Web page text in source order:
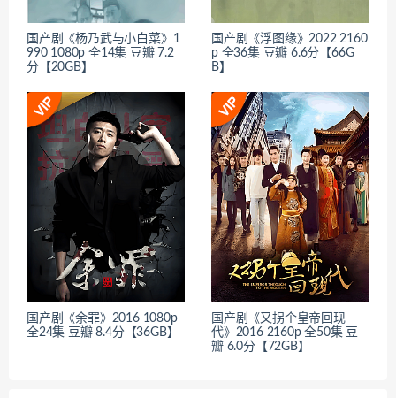
国产剧《杨乃武与小白菜》1
990 1080p 全14集 豆瓣 7.2
分【20GB】
国产剧《浮图缘》2022 2160
p 全36集 豆瓣 6.6分【66G
B】
国产剧《余罪》2016 1080p
全24集 豆瓣 8.4分【36GB】
国产剧《又拐个皇帝回现
代》2016 2160p 全50集 豆
瓣 6.0分【72GB】